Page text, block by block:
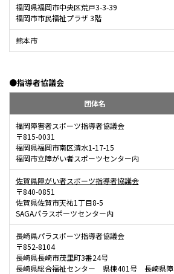
福岡県福岡市中央区荒戸3-3-39
福岡市市民福祉プラザ 3階
熊本市
●指導者協議会
団体名
福岡障害者スポーツ指導者協議会
〒815-0031
福岡県福岡市南区清水1-17-15
福岡市立障がい者スポーツセンター内
佐賀県障がい者スポーツ指導者協議会
〒840-0851
佐賀県佐賀市天祐1丁目8-5
SAGAパラスポーツセンター内
長崎県パラスポーツ指導者協議会
〒852-8104
長崎県長崎市茂里町3番24号
長崎県総合福祉センター 県棟401号 長崎県障